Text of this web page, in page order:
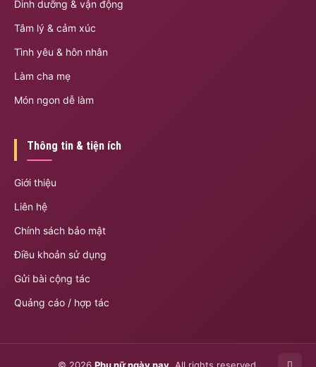
Dinh dưỡng & vận động
Tâm lý & cảm xúc
Tình yêu & hôn nhân
Làm cha mẹ
Món ngon dễ làm
Thông tin & tiện ích
Giới thiệu
Liên hệ
Chính sách bảo mật
Điều khoản sử dụng
Gửi bài cộng tác
Quảng cáo / hợp tác